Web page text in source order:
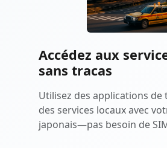
Accédez aux
sans tracas
Utilisez des applications
des services locaux avec
japonais—pas besoin de